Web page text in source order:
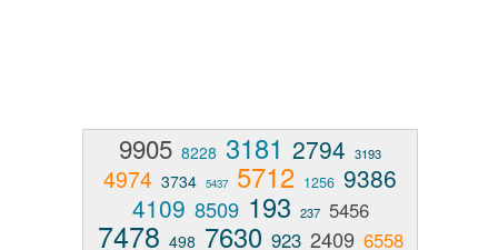
9905 8228 3181 2794 3193
4974 3734 5437 5712 1256 9386
4109 8509 193 237 5456
7478 498 7630 923 2409 6558